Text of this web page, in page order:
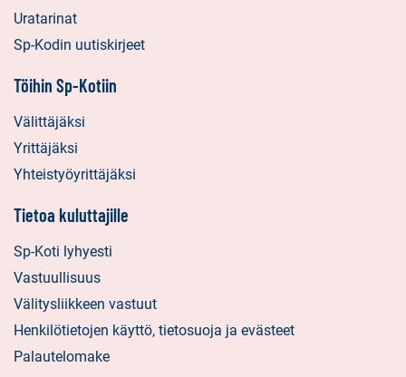
Uratarinat
Sp-Kodin uutiskirjeet
Töihin Sp-Kotiin
Välittäjäksi
Yrittäjäksi
Yhteistyöyrittäjäksi
Tietoa kuluttajille
Sp-Koti lyhyesti
Vastuullisuus
Välitysliikkeen vastuut
Henkilötietojen käyttö, tietosuoja ja evästeet
Palautelomake